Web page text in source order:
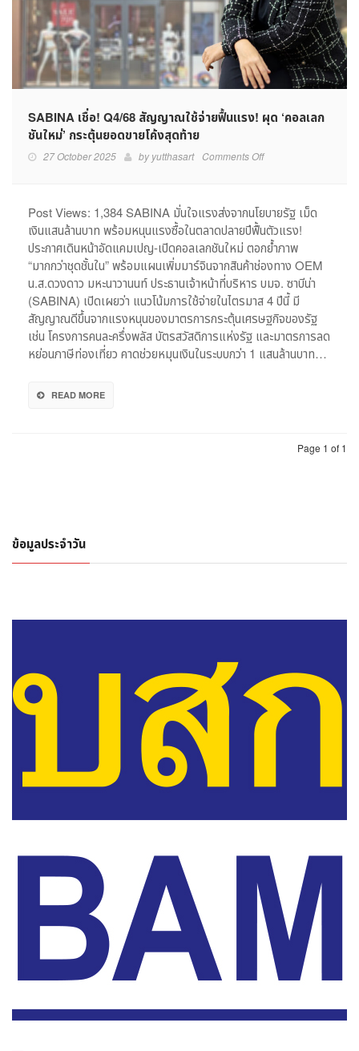
SABINA เชื่อ! Q4/68 สัญญาณใช้จ่ายฟื้นแรง! ผุด ‘คอลเลก
ชันใหม่’ กระตุ้นยอดขายโค้งสุดท้าย
27 October 2025 by yutthasart Comments Offon
สัญญาณ
ใช้
จ่าย
ฟื้น
แรง!
ผุด
‘คอล
เลก
ชัน
Post Views: 1,384 SABINA มั่นใจแรงส่งจากนโยบายรัฐ เม็ด
เงินแสนล้านบาท พร้อมหนุนแรงซื้อในตลาดปลายปีฟื้นตัวแรง!
ประกาศเดินหน้าอัดแคมเปญ-เปิดคอลเลกชันใหม่ ตอกย้ำภาพ
“มากกว่าชุดชั้นใน” พร้อมแผนเพิ่มมาร์จินจากสินค้าช่องทาง OEM
น.ส.ดวงดาว มหะนาวานนท์ ประธานเจ้าหน้าที่บริหาร บมจ. ซาบีน่า
(SABINA) เปิดเผยว่า แนวโน้มการใช้จ่ายในไตรมาส 4 ปีนี้ มี
สัญญาณดีขึ้นจากแรงหนุนของมาตรการกระตุ้นเศรษฐกิจของรัฐ
เช่น โครงการคนละครึ่งพลัส บัตรสวัสดิการแห่งรัฐ และมาตรการลด
หย่อนภาษีท่องเที่ยว คาดช่วยหมุนเงินในระบบกว่า 1 แสนล้านบาท…
READ MORE
Page 1 of 1
ข้อมูลประจำวัน